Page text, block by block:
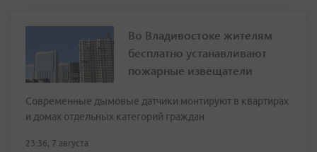
Во Владивостоке жителям
бесплатно устанавливают
пожарные извещатели
Современные дымовые датчики монтируют в квартирах
и домах отдельных категорий граждан
23:36, 7 августа